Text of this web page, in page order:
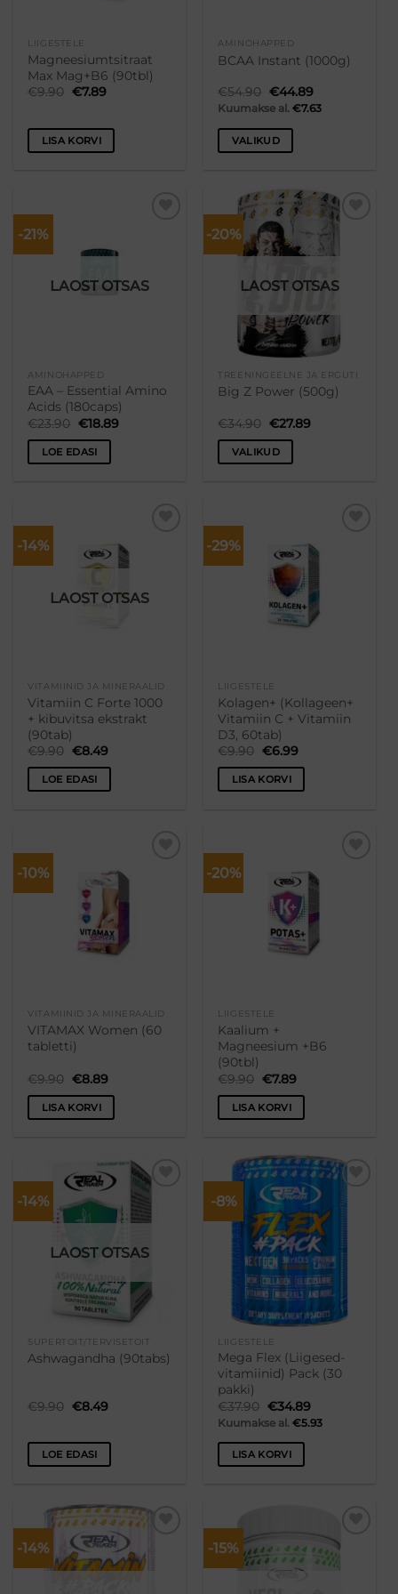
LIIGESTELE
Magneesiumtsitraat
Max Mag+B6 (90tbl)
€9.90 Algne
€9.90.
€7.89Praegune
€7.89.
LISA KORVI
AMINOHAPPED
BCAA Instant (1000g)
€54.90 Algne
hind
oli:
€54.90.
€44.89Praegune
hind
on:
Kuumakse al.€7.63
VALIKUD
mitu
varianti.
Valikuid
saab
tootelehel.
-21%
LAOST OTSAS
AMINOHAPPED
EAA – Essential Amino
Acids (180caps)
€23.90 Algne
oli:
€23.90.
€18.89Praegune
LOE EDASI
-20%
soovikorvi
LAOST OTSAS
TREENINGEELNE JA ERGUTI
Big Z Power (500g)
€34.90 Algne
oli:
€34.90.
€27.89Praegune
VALIKUD
varianti.
-14%
LAOST OTSAS
VITAMIINID JA MINERAALID
Vitamiin C Forte 1000
+ kibuvitsa ekstrakt
(90tab)
€9.90 Algne
oli:
€9.90.
€8.49Praegune
on:
LOE EDASI
-29%
LIIGESTELE
Kolagen+ (Kollageen+
Vitamiin C + Vitamiin
D3, 60tab)
€9.90 Algne
oli:
€9.90.
€6.99Praegune
on:
LISA KORVI
-10%
VITAMIINID JA MINERAALID
VITAMAX Women (60
tabletti)
€9.90 Algne
oli:
€9.90.
€8.89Praegune
on:
LISA KORVI
-20%
soovikorvi
LIIGESTELE
Kaalium +
Magneesium +B6
(90tbl)
€9.90 Algne
oli:
€9.90.
€7.89Praegune
on:
LISA KORVI
-14%
soovikorvi
LAOST OTSAS
SUPERTOIT/TERVISETOIT
Ashwagandha (90tabs)
€9.90 Algne
€9.90.
€8.49Praegune
€8.49.
LOE EDASI
-8%
soovikorvi
LIIGESTELE
Mega Flex (Liigesed-
vitamiinid) Pack (30
pakki)
€37.90 Algne
hind
oli:
€37.90.
€34.89Praegune
hind
on:
Kuumakse al.€5.93
LISA KORVI
-14%
soovikorvi
-15%
Lisa
soovikorvi